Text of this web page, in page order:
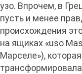
узо. Впрочем, в
пусть и менее
происхождения
на ящиках «uso
Марселе»),